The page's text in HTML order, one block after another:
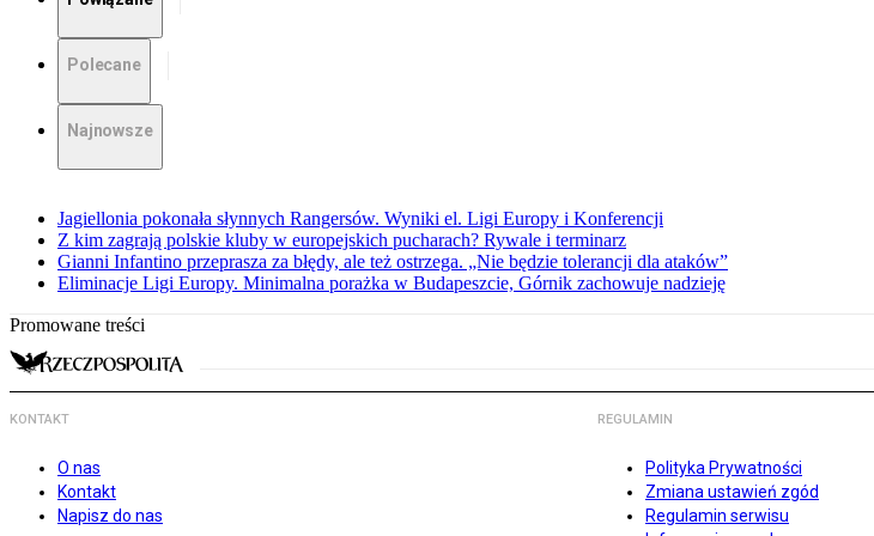
Polecane
Najnowsze
Jagiellonia pokonała słynnych Rangersów. Wyniki el. Ligi Europy i Konferencji
Z kim zagrają polskie kluby w europejskich pucharach? Rywale i terminarz
Gianni Infantino przeprasza za błędy, ale też ostrzega. „Nie będzie tolerancji dla ataków”
Eliminacje Ligi Europy. Minimalna porażka w Budapeszcie, Górnik zachowuje nadzieję
Promowane treści
KONTAKT
O nas
Kontakt
Napisz do nas
REGULAMIN
Polityka Prywatności
Zmiana ustawień zgód
Regulamin serwisu